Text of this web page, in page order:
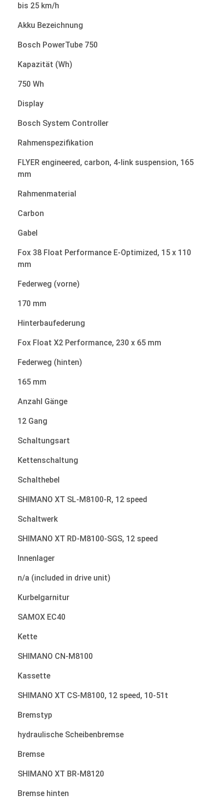
bis 25 km/h
Akku Bezeichnung
Bosch PowerTube 750
Kapazität (Wh)
750 Wh
Display
Bosch System Controller
Rahmenspezifikation
FLYER engineered, carbon, 4-link suspension, 165
mm
Rahmenmaterial
Carbon
Gabel
Fox 38 Float Performance E-Optimized, 15 x 110
mm
Federweg (vorne)
170 mm
Hinterbaufederung
Fox Float X2 Performance, 230 x 65 mm
Federweg (hinten)
165 mm
Anzahl Gänge
12 Gang
Schaltungsart
Kettenschaltung
Schalthebel
SHIMANO XT SL-M8100-R, 12 speed
Schaltwerk
SHIMANO XT RD-M8100-SGS, 12 speed
Innenlager
n/a (included in drive unit)
Kurbelgarnitur
SAMOX EC40
Kette
SHIMANO CN-M8100
Kassette
SHIMANO XT CS-M8100, 12 speed, 10-51t
Bremstyp
hydraulische Scheibenbremse
Bremse
SHIMANO XT BR-M8120
Bremse hinten